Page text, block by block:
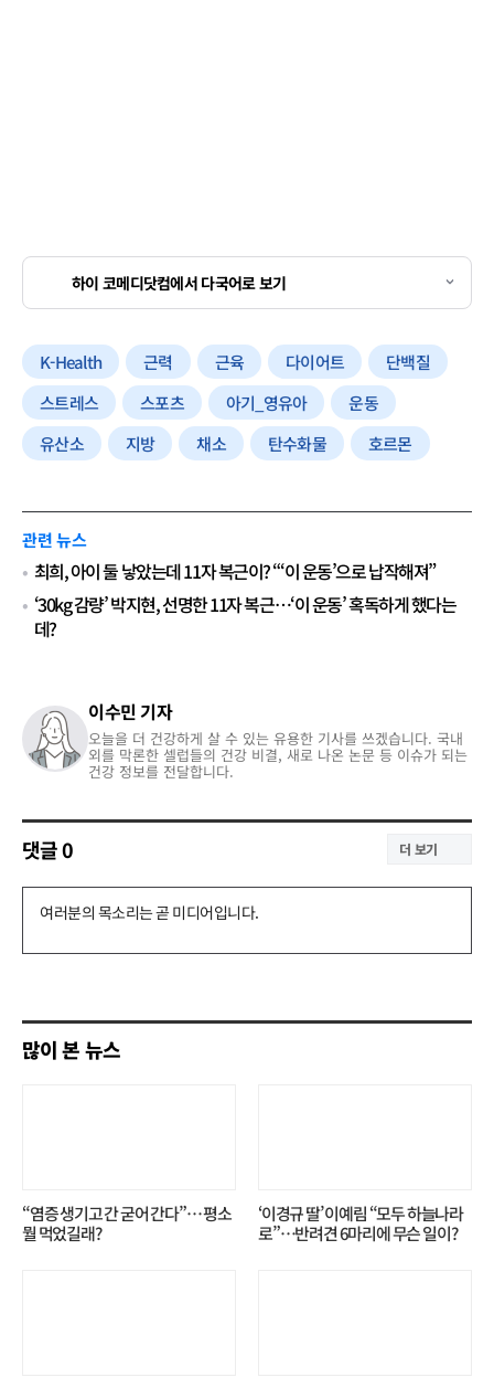
하이 코메디닷컴에서 다국어로 보기
K-Health 근력 근육 다이어트
단백질
스트레스
스포츠 아기_영유아
운동
유산소
지방 채소 탄수화물 호르몬
관련 뉴스
최희, 아이 둘 낳았는데 11자 복근이? “‘이 운동’으로 납작해져”
‘30kg 감량’ 박지현, 선명한 11자 복근…‘이 운동’ 혹독하게 했다는
데?
이수민 기자
오늘을 더 건강하게 살 수 있는 유용한 기사를 쓰겠습니다. 국내
외를 막론한 셀럽들의 건강 비결, 새로 나온 논문 등 이슈가 되는
건강 정보를 전달합니다.
댓글0 더 보기
댓
기
많이 본 뉴스
“염증 생기고 간 굳어 간다”… 평소
뭘 먹었길래?
‘이경규 딸’ 이예림 “모두 하늘나라
로”⋯반려견 6마리에 무슨 일이?